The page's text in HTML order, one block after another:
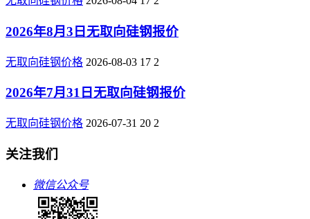
2026年8月3日无取向硅钢报价
无取向硅钢价格 2026-08-03 17 2
2026年7月31日无取向硅钢报价
无取向硅钢价格 2026-07-31 20 2
关注我们
微信公众号